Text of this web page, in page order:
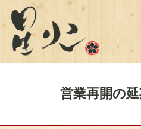
営業再開の